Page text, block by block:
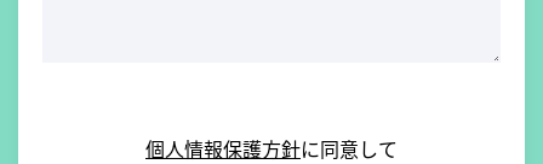
個人情報保護方針に同意して